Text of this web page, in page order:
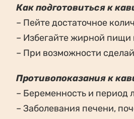
Как подготовиться к
– Пейте достаточное
– Избегайте жирной пищи
– При возможности
Противопоказания к
– Беременность и период
– Заболевания печени,